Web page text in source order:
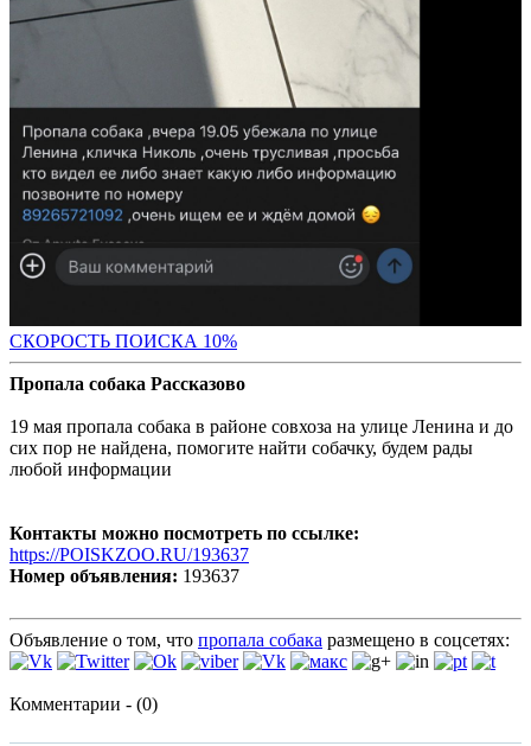
СКОРОСТЬ ПОИСКА 10%
Пропала собака Рассказово
19 мая пропала собака в районе совхоза на улице Ленина и до
сих пор не найдена, помогите найти собачку, будем рады
любой информации
Контакты можно посмотреть по ссылке:
https://POISKZOO.RU/193637
Номер объявления: 193637
Объявление о том, что пропала собака размещено в соцсетях:
Комментарии - (0)